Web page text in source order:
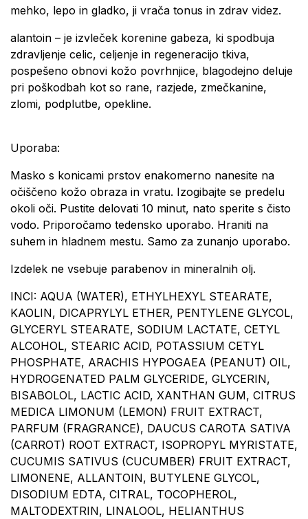
mehko, lepo in gladko, ji vrača tonus in zdrav videz.
alantoin – je izvleček korenine gabeza, ki spodbuja
zdravljenje celic, celjenje in regeneracijo tkiva,
pospešeno obnovi kožo povrhnjice, blagodejno deluje
pri poškodbah kot so rane, razjede, zmečkanine,
zlomi, podplutbe, opekline.
Uporaba:
Masko s konicami prstov enakomerno nanesite na
očiščeno kožo obraza in vratu. Izogibajte se predelu
okoli oči. Pustite delovati 10 minut, nato sperite s čisto
vodo. Priporočamo tedensko uporabo. Hraniti na
suhem in hladnem mestu. Samo za zunanjo uporabo.
Izdelek ne vsebuje parabenov in mineralnih olj.
INCI: AQUA (WATER), ETHYLHEXYL STEARATE,
KAOLIN, DICAPRYLYL ETHER, PENTYLENE GLYCOL,
GLYCERYL STEARATE, SODIUM LACTATE, CETYL
ALCOHOL, STEARIC ACID, POTASSIUM CETYL
PHOSPHATE, ARACHIS HYPOGAEA (PEANUT) OIL,
HYDROGENATED PALM GLYCERIDE, GLYCERIN,
BISABOLOL, LACTIC ACID, XANTHAN GUM, CITRUS
MEDICA LIMONUM (LEMON) FRUIT EXTRACT,
PARFUM (FRAGRANCE), DAUCUS CAROTA SATIVA
(CARROT) ROOT EXTRACT, ISOPROPYL MYRISTATE,
CUCUMIS SATIVUS (CUCUMBER) FRUIT EXTRACT,
LIMONENE, ALLANTOIN, BUTYLENE GLYCOL,
DISODIUM EDTA, CITRAL, TOCOPHEROL,
MALTODEXTRIN, LINALOOL, HELIANTHUS